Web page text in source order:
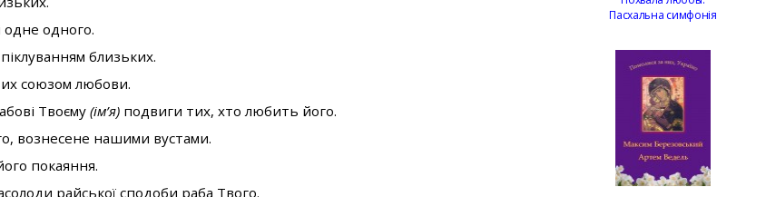
одне одного.
близьких.
союзом любови.
Твоєму(ім’я) подвиги тих, хто любить його.
вознесене нашими вустами.
покаяння.
райської сподоби раба Твого.
Пасхальна симфонія